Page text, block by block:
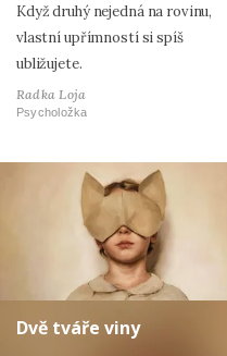
Když druhý nejedná na rovinu,
vlastní upřímností si spíš
ubližujete.
Radka Loja
Psycholožka
Dvě tváře viny